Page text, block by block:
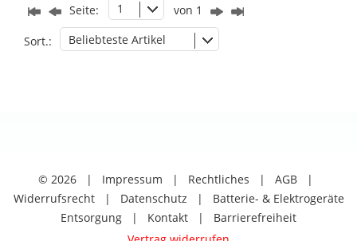
Seite: 1 von 1
Sort.: Beliebteste Artikel
© 2026| Impressum | Rechtliches | AGB|
Widerrufsrecht| Datenschutz | Batterie- & Elektrogeräte
Entsorgung | Kontakt | Barrierefreiheit